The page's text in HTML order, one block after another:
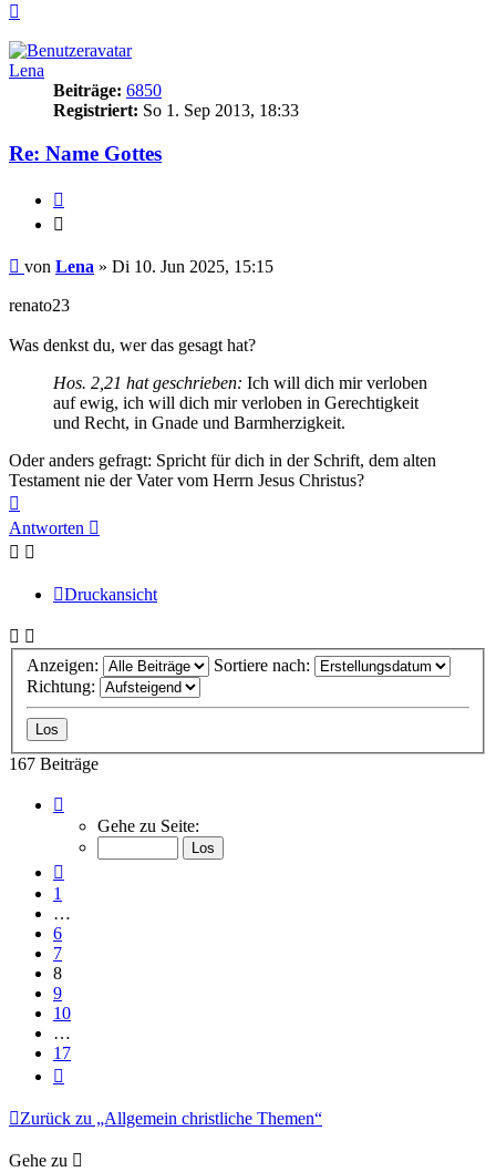
Lena
Beiträge: 6850
Registriert: So 1. Sep 2013, 18:33
Re: Name Gottes
Beitrag
von Lena » Di 10. Jun 2025, 15:15
renato23
Was denkst du, wer das gesagt hat?
Hos. 2,21 hat geschrieben: Ich will dich mir verloben
auf ewig, ich will dich mir verloben in Gerechtigkeit
und Recht, in Gnade und Barmherzigkeit.
Oder anders gefragt: Spricht für dich in der Schrift, dem alten
Testament nie der Vater vom Herrn Jesus Christus?
oben
Antworten
Druckansicht
Anzeigen:
Sortiere nach:
Richtung:
167 Beiträge
von
Gehe zu Seite:
1
…
6
7
8
9
10
…
17
Zurück zu „Allgemein christliche Themen“
Gehe zu